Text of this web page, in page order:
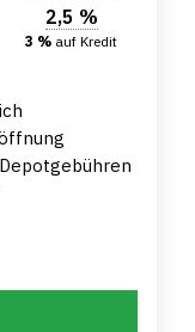
2,5 %
3 % auf Kredit